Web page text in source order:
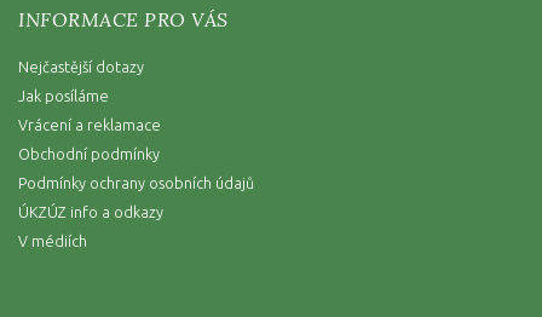
INFORMACE PRO VÁS
Nejčastější dotazy
Jak posíláme
Vrácení a reklamace
Obchodní podmínky
Podmínky ochrany osobních údajů
ÚKZÚZ info a odkazy
V médiích